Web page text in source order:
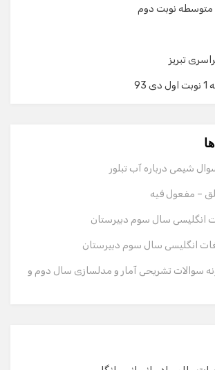
نوبت دوم
تبریز
شیمی درباره آب تبلور
– مفعول فیه
انگلیسی سال سوم دبیرستان
انگلیسی سال سوم دبیرستان
سوالات تشریحی آمار و مدلسازی سال دوم و
دستیار هوشمند
گفت‌وگو لطفاً شماره تماس یا ایمیل خود را